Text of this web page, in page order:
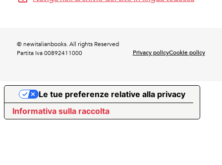
© newitalianbooks. All rights Reserved
Partita Iva 00892411000
Privacy policyCookie policy
Informativa sulla raccolta
Le tue preferenze relative alla privacy